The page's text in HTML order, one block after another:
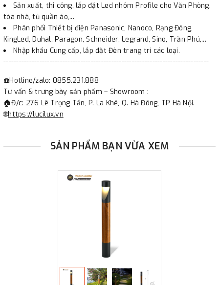
Sản xuất, thi công, lắp đặt Led nhôm Profile cho Văn Phòng,
tòa nhà, tủ quần áo,...
Phân phối Thiết bị điện Panasonic, Nanoco, Rạng Đông,
KingLed, Duhal, Paragon, Schneider, Legrand, Sino, Trần Phú,...
Nhập khẩu Cung cấp, lắp đặt Đèn trang trí các loại.
--------------------------------------------------------------------------------
☎️Hotline/zalo: 0855.231.888
Tư vấn & trưng bày sản phẩm – Showroom :
🏠Đ/c: 276 Lê Trọng Tấn, P. La Khê, Q. Hà Đông, TP Hà Nội.
🌐https://lucilux.vn
SẢN PHẨM BẠN VỪA XEM